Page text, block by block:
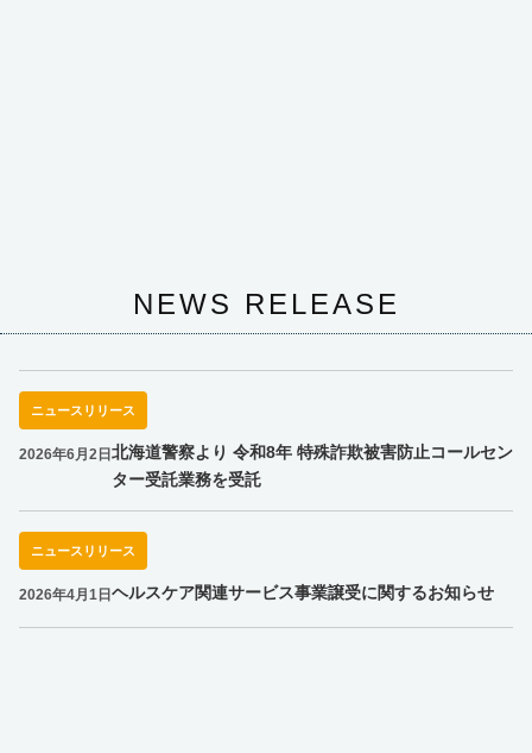
NEWS RELEASE
ニュースリリース
2026年6月2日 北海道警察より 令和8年 特殊詐欺被害防止コールセン
ター受託業務を受託
ニュースリリース
2026年4月1日 ヘルスケア関連サービス事業譲受に関するお知らせ